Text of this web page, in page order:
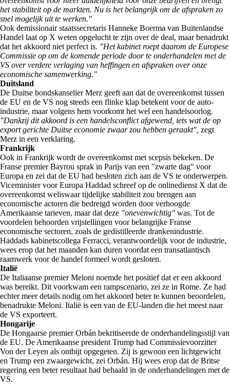
het stabiliteit op de markten. Nu is het belangrijk om de afspraken zo
snel mogelijk uit te werken."
Ook demissionair staatssecretaris Hanneke Boerma van Buitenlandse
Handel laat op X weten opgelucht te zijn over de deal, maar benadrukt
dat het akkoord niet perfect is. "Het kabinet roept daarom de Europese
Commissie op om de komende periode door te onderhandelen met de
VS over verdere verlaging van heffingen en afspraken over onze
economische samenwerking."
Duitsland
De Duitse bondskanselier Merz geeft aan dat de overeenkomst tussen
de EU en de VS nog steeds een flinke klap betekent voor de auto-
industrie, maar volgens hem voorkomt het wel een handelsoorlog.
"Dankzij dit akkoord is een handelsconflict afgewend, iets wat de op
export gerichte Duitse economie zwaar zou hebben geraakt", zegt
Merz in een verklaring.
Frankrijk
Ook in Frankrijk wordt de overeenkomst met scepsis bekeken. De
Franse premier Bayrou sprak in Parijs van een "zwarte dag" voor
Europa en zei dat de EU had besloten zich aan de VS te onderwerpen.
Viceminister voor Europa Haddad schreef op de onlinedienst X dat de
overeenkomst weliswaar tijdelijke stabiliteit zou brengen aan
economische actoren die bedreigd worden door verhoogde
Amerikaanse tarieven, maar dat deze "onevenwichtig" was. Tot de
voordelen behoorden vrijstellingen voor belangrijke Franse
economische sectoren, zoals de gedistilleerde drankenindustrie.
Haddads kabinetscollega Ferracci, verantwoordelijk voor de industrie,
wees erop dat het maanden kan duren voordat een transatlantisch
raamwerk voor de handel formeel wordt gesloten.
Italië
De Italiaanse premier Meloni noemde het positief dat er een akkoord
was bereikt. Dit voorkwam een rampscenario, zei ze in Rome. Ze had
echter meer details nodig om het akkoord beter te kunnen beoordelen,
benadrukte Meloni. Italië is een van de EU-landen die het meest naar
de VS exporteert.
Hongarije
De Hongaarse premier Orbán bekritiseerde de onderhandelingsstijl van
de EU. De Amerikaanse president Trump had Commissievoorzitter
Von der Leyen als ontbijt opgegeten. Zij is gewoon een lichtgewicht
en Trump een zwaargewicht, zei Orbán. Hij wees erop dat de Britse
regering een beter resultaat had behaald in de onderhandelingen met de
VS.